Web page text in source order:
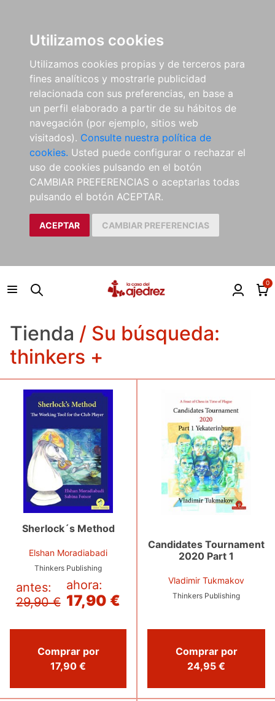
Utilizamos cookies
Utilizamos cookies propias y de terceros para
fines analíticos y mostrarle publicidad
relacionada con sus preferencias, en base a
un perfil elaborado a partir de su hábitos de
navegación (por ejemplo, sitios web
visitados). Consulte nuestra política de
cookies. Usted puede configurar o rechazar el
uso de cookies pulsando en el botón
CAMBIAR PREFERENCIAS o aceptarlas todas
pulsando el botón ACEPTAR.
ACEPTAR CAMBIAR PREFERENCIAS
0
Tienda / Su búsqueda:
thinkers +
Sherlock´s Method
Elshan Moradiabadi
Thinkers Publishing
antes:
29,90 €
ahora:
17,90 €
Comprar por
17,90 €
Candidates Tournament
2020 Part 1
Vladimir Tukmakov
Thinkers Publishing
Comprar por
24,95 €